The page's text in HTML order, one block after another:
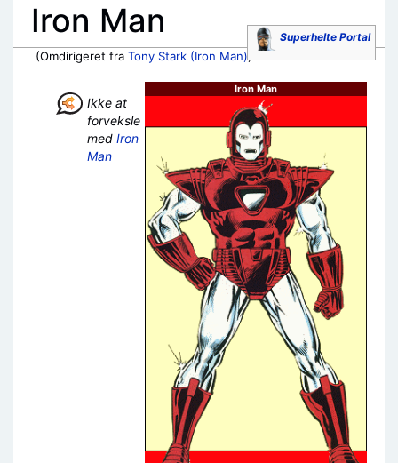
Iron Man
(Omdirigeret fra Tony Stark (Iron Man)
Superhelte Portal
Iron Man
Ikke at
forveksle
med Iron
Man